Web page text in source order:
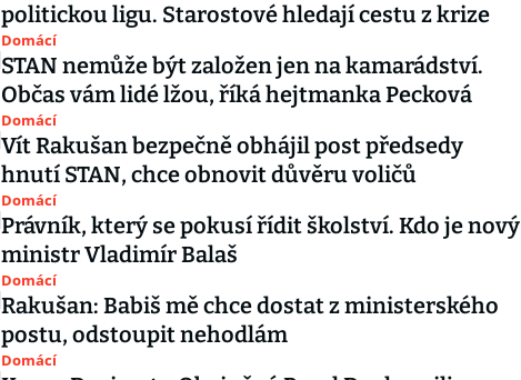
politickou ligu. Starostové hledají cestu z krize
Domácí
STAN nemůže být založen jen na kamarádství.
Občas vám lidé lžou, říká hejtmanka Pecková
Domácí
Vít Rakušan bezpečně obhájil post předsedy
hnutí STAN, chce obnovit důvěru voličů
Domácí
Právník, který se pokusí řídit školství. Kdo je nový
ministr Vladimír Balaš
Domácí
Rakušan: Babiš mě chce dostat z ministerského
postu, odstoupit nehodlám
Domácí